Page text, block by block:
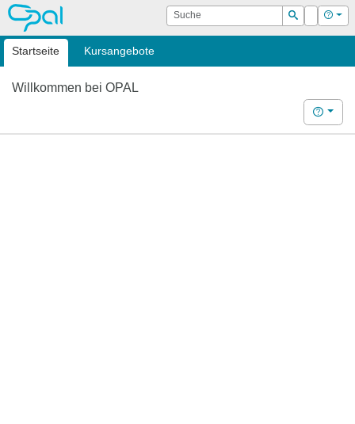
OPAL Suche
Suchen
Login Hilfe
Startseite Kursangebote
Willkommen bei OPAL
Hilfe